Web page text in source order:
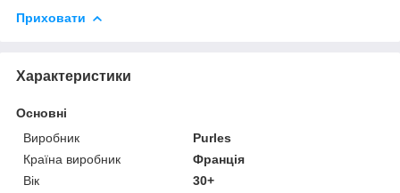
Приховати
Характеристики
Основні
Виробник
Purles
Країна виробник
Франція
Вік
30+